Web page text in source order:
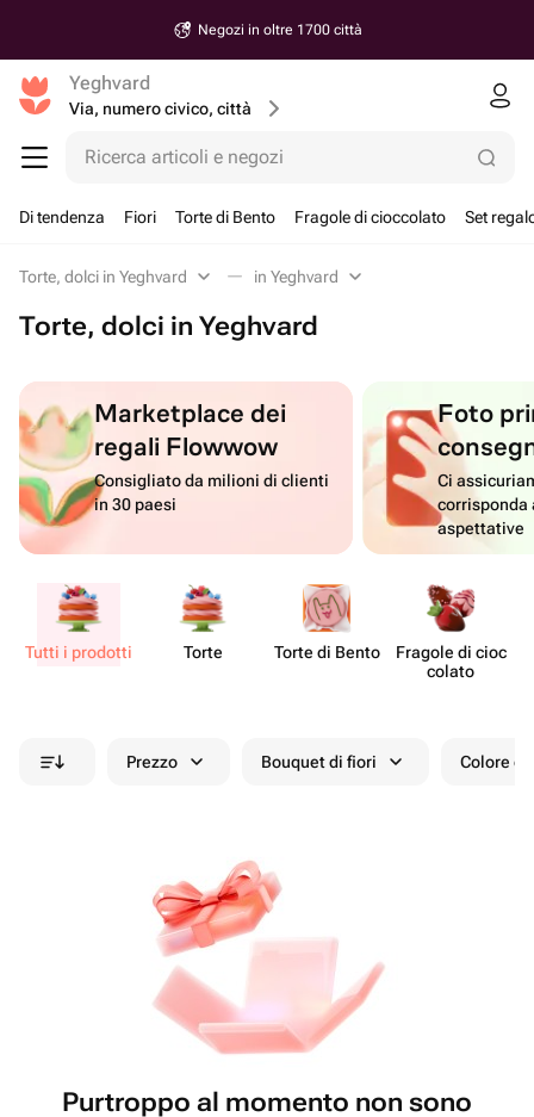
Negozi in oltre 1700 città
Yeghvard
Via, numero civico, città
Ricerca articoli e negozi
Di tendenza Fiori Torte di Bento Fragole di cioccolato Set
Torte, dolci in Yeghvard in Yeghvard
Torte, dolci in Yeghvard
Marketplace dei
regali Flowwow
Consigliato da milioni di clienti
in 30 paesi
Foto
Ci
corrisponda
aspettative
Tutti i prodotti Torte Torte di Bento
Fragole di cioc​
colato
Prezzo Bouquet di fiori Colore
Purtroppo al momento non sono